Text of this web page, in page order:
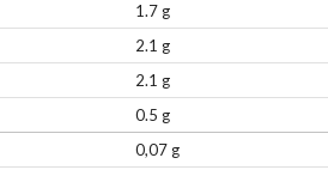
1.7 g
2.1 g
2.1 g
0.5 g
0,07 g